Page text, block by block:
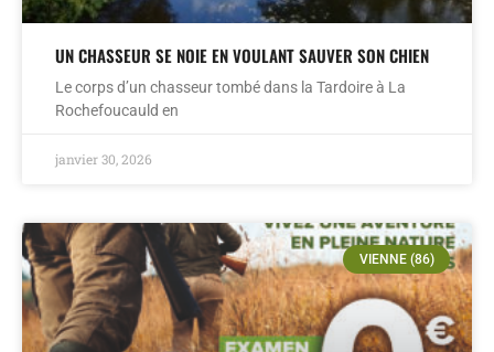
UN CHASSEUR SE NOIE EN VOULANT SAUVER SON CHIEN
Le corps d’un chasseur tombé dans la Tardoire à La
Rochefoucauld en
janvier 30, 2026
VIENNE (86)